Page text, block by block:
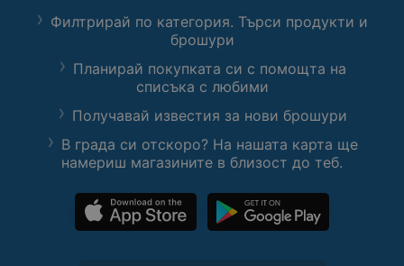
Филтрирай по категория. Търси продукти и
брошури
Планирай покупката си с помощта на
списъка с любими
Получавай известия за нови брошури
В града си отскоро? На нашата карта ще
намериш магазините в близост до теб.